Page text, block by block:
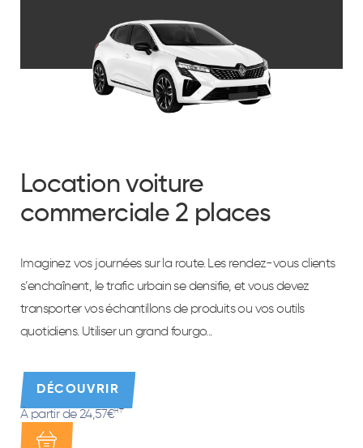
Véhicules
Équipement
Location voiture
commerciale 2 places
Imaginez vos journées sur la route. Les rendez-vous clients
s’enchaînent, le trafic urbain se densifie, et vous devez
transporter vos échantillons de produits ou vos outils
quotidiens. Utiliser un grand fourgo...
DÉCOUVRIR
À partir de 24,57€HT*